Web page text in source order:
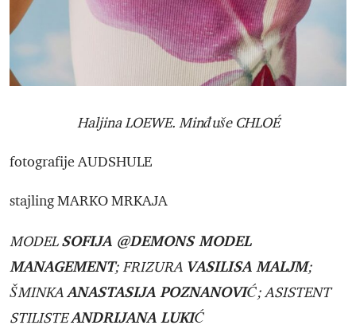
Haljina LOEWE. Minđuše CHLOÉ
fotografije AUDSHULE
stajling MARKO MRKAJA
MODELSOFIJA @DEMONS MODEL
MANAGEMENT; FRIZURA VASILISA MALJM;
ŠMINKAANASTASIJA POZNANOVIĆ; ASISTENT
STILISTEANDRIJANA LUKIĆ